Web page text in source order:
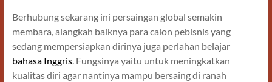
Berhubung sekarang ini persaingan global semakin
membara, alangkah baiknya para calon pebisnis yang
sedang mempersiapkan dirinya juga perlahan belajar
bahasa Inggris. Fungsinya yaitu untuk meningkatkan
kualitas diri agar nantinya mampu bersaing di ranah